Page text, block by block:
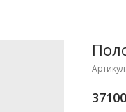
Артикул: